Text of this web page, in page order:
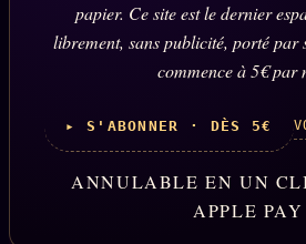
papier. Ce site est le dernier
librement, sans publicité, porté par
commence à 5€ par
▸ S'ABONNER · DÈS 5€
ANNULABLE EN UN
APPLE PAY